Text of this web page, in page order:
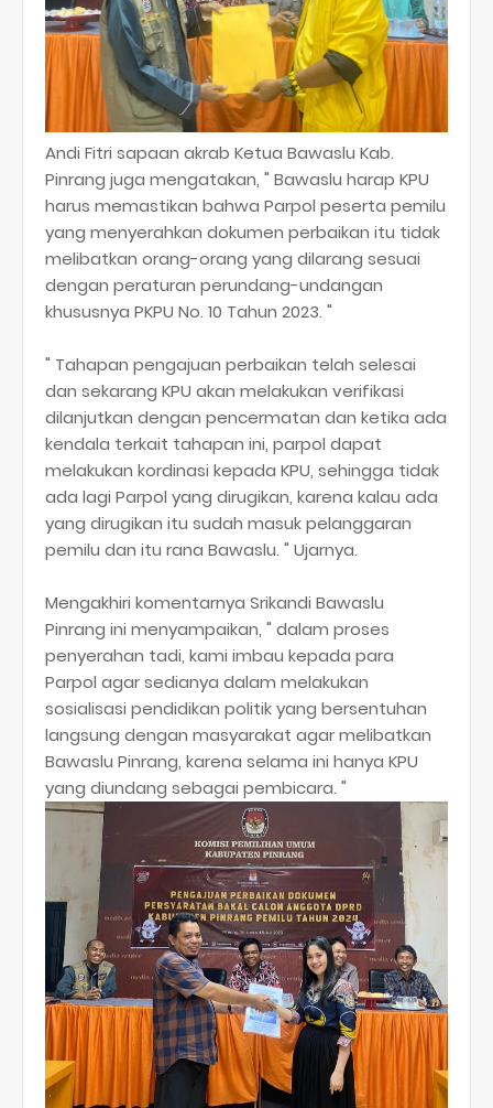
Andi Fitri sapaan akrab Ketua Bawaslu Kab.
Pinrang juga mengatakan, " Bawaslu harap KPU
harus memastikan bahwa Parpol peserta pemilu
yang menyerahkan dokumen perbaikan itu tidak
melibatkan orang-orang yang dilarang sesuai
dengan peraturan perundang-undangan
khususnya PKPU No. 10 Tahun 2023. "
" Tahapan pengajuan perbaikan telah selesai
dan sekarang KPU akan melakukan verifikasi
dilanjutkan dengan pencermatan dan ketika ada
kendala terkait tahapan ini, parpol dapat
melakukan kordinasi kepada KPU, sehingga tidak
ada lagi Parpol yang dirugikan, karena kalau ada
yang dirugikan itu sudah masuk pelanggaran
pemilu dan itu rana Bawaslu. " Ujarnya.
Mengakhiri komentarnya Srikandi Bawaslu
Pinrang ini menyampaikan, " dalam proses
penyerahan tadi, kami imbau kepada para
Parpol agar sedianya dalam melakukan
sosialisasi pendidikan politik yang bersentuhan
langsung dengan masyarakat agar melibatkan
Bawaslu Pinrang, karena selama ini hanya KPU
yang diundang sebagai pembicara. "